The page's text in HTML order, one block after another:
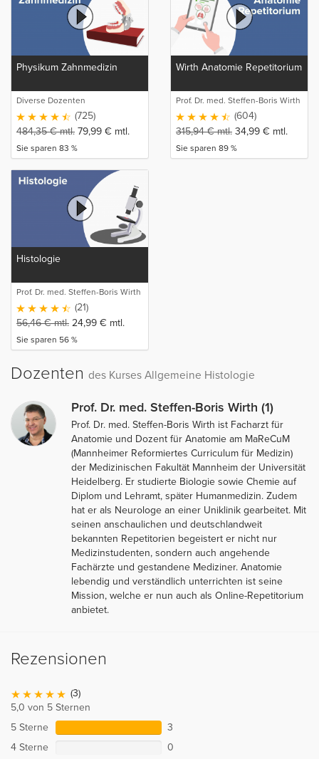
Physikum Zahnmedizin
Diverse Dozenten
(725)
484,35€mtl. 79,99 € mtl.
Sie sparen 83 %
Wirth Anatomie Repetitorium
Prof. Dr. med. Steffen-Boris Wirth
(1)
(604)
315,94€mtl. 34,99 € mtl.
Sie sparen 89 %
Histologie
Prof. Dr. med. Steffen-Boris Wirth
(1)
(21)
56,46€mtl. 24,99 € mtl.
Sie sparen 56 %
Dozenten des Kurses Allgemeine Histologie
Prof. Dr. med. Steffen-Boris Wirth (1)
Prof. Dr. med. Steffen-Boris Wirth ist Facharzt für
Anatomie und Dozent für Anatomie am MaReCuM
(Mannheimer Reformiertes Curriculum für Medizin)
der Medizinischen Fakultät Mannheim der Universität
Heidelberg. Er studierte Biologie sowie Chemie auf
Diplom und Lehramt, später Humanmedizin. Zudem
hat er als Neurologe an einer Uniklinik gearbeitet. Mit
seinen anschaulichen und deutschlandweit
bekannten Repetitorien begeistert er nicht nur
Medizinstudenten, sondern auch angehende
Fachärzte und gestandene Mediziner. Anatomie
lebendig und verständlich unterrichten ist seine
Mission, welche er nun auch als Online-Repetitorium
anbietet.
Rezensionen
(3)
5,0 von 5 Sternen
5 Sterne
3
4 Sterne
0